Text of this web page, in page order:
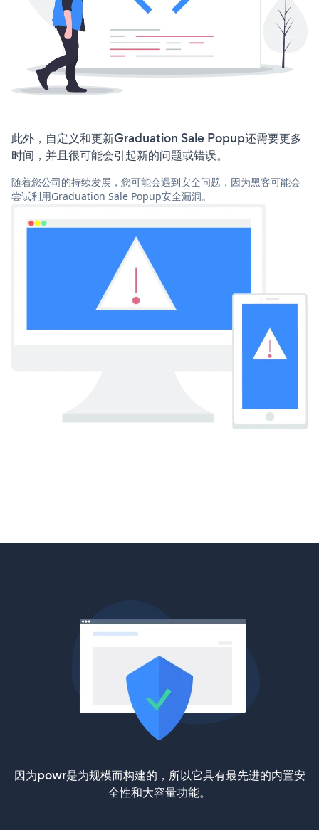
此外，自定义和更新Graduation Sale Popup还需要更多
时间，并且很可能会引起新的问题或错误。
随着您公司的持续发展，您可能会遇到安全问题，因为黑客可能会
尝试利用Graduation Sale Popup安全漏洞。
因为powr是为规模而构建的，所以它具有最先进的内置安
全性和大容量功能。